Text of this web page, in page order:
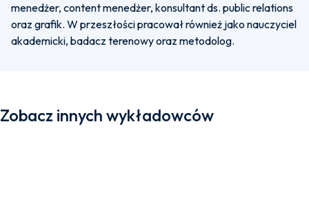
menedżer, content menedżer, konsultant ds. public relations
oraz grafik. W przeszłości pracował również jako nauczyciel
akademicki, badacz terenowy oraz metodolog.
Zobacz innych wykładowców